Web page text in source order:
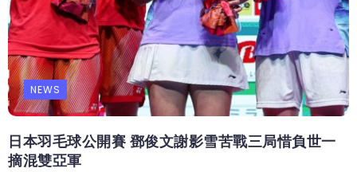
NEWS
日本羽毛球公開賽 鄧俊文謝影雪苦戰三局惜負世一
摘混雙亞軍